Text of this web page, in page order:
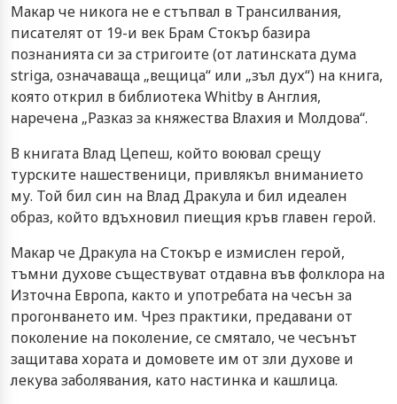
Макар че никога не е стъпвал в Трансилвания,
писателят от 19-и век Брам Стокър базира
познанията си за стригоите (от латинската дума
striga, означаваща „вещица“ или „зъл дух“) на книга,
която открил в библиотека Whitby в Англия,
наречена „Разказ за княжества Влахия и Молдова“.
В книгата Влад Цепеш, който воювал срещу
турските нашественици, привлякъл вниманието
му. Той бил син на Влад Дракула и бил идеален
образ, който вдъхновил пиещия кръв главен герой.
Макар че Дракула на Стокър е измислен герой,
тъмни духове съществуват отдавна във фолклора на
Източна Европа, както и употребата на чесън за
прогонването им. Чрез практики, предавани от
поколение на поколение, се смятало, че чесънът
защитава хората и домовете им от зли духове и
лекува заболявания, като настинка и кашлица.